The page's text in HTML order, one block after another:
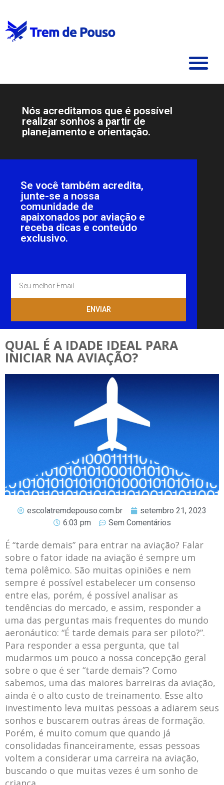
Nós acreditamos que é possível
realizar sonhos a partir de
planejamento e orientação.
Se você também acredita,
junte-se a nossa
comunidade de
apaixonados por aviação e
receba dicas e conteúdo
exclusivo.
ENVIAR
QUAL É A IDADE IDEAL PARA
INICIAR NA AVIAÇÃO?
escolatremdepouso.com.br
setembro 21, 2023
6:03 pm
Sem Comentários
É “tarde demais” para entrar na aviação? Falar
sobre o fator idade na aviação é sempre um
tema polêmico. São muitas opiniões e nem
sempre é possível estabelecer um consenso
entre elas, porém, é possível analisar as
tendências do mercado, e assim, responder a
uma das perguntas mais frequentes do mundo
aeronáutico: “É tarde demais para ser piloto?”.
Para responder a essa pergunta, que tal
mudarmos um pouco a nossa concepção geral
sobre o que é ser “tarde demais”? Como
sabemos, uma das maiores barreiras da aviação,
ainda é o alto custo de treinamento. Esse alto
investimento leva muitas pessoas a adiarem seus
sonhos e buscarem outras áreas de formação.
Porém, é muito comum que quando já
consolidadas financeiramente, essas pessoas
voltem a considerar uma carreira na aviação,
buscando o que muitas vezes é um sonho de